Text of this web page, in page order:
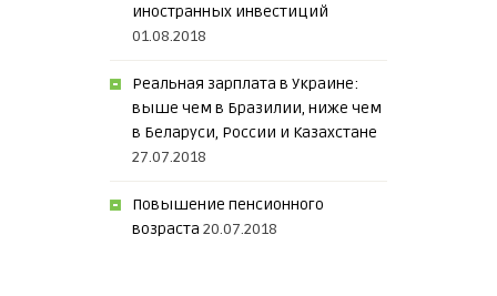
иностранных инвестиций
01.08.2018
Реальная зарплата в Украине:
выше чем в Бразилии, ниже чем
в Беларуси, России и Казахстане
27.07.2018
Повышение пенсионного
возраста 20.07.2018